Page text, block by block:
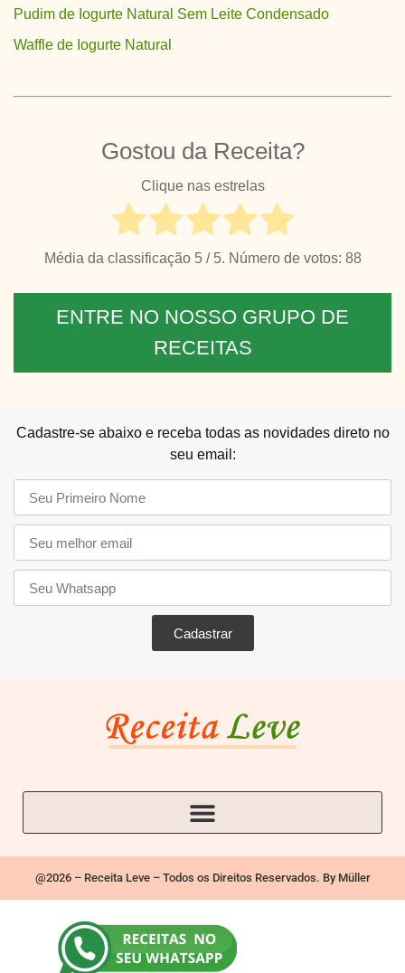
Pudim de Iogurte Natural Sem Leite Condensado
Waffle de Iogurte Natural
Gostou da Receita?
Clique nas estrelas
Média da classificação 5/ 5. Número de votos: 88
ENTRE NO NOSSO GRUPO DE
RECEITAS
Cadastre-se abaixo e receba todas as novidades direto no
seu email:
Cadastrar
@2026 – Receita Leve – Todos os Direitos Reservados. By Müller